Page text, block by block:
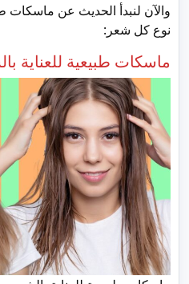
والآن لنبدأ الحديث عن ماسكات
نوع كل شعر:
ماسكات طبيعية للعناية